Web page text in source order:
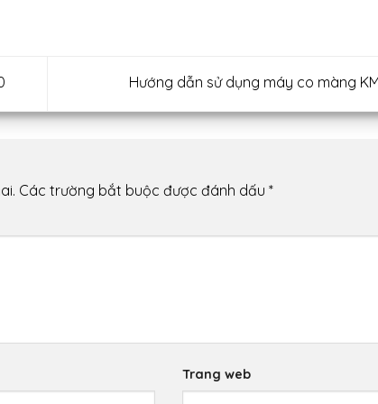
Hướng dẫn sử dụng máy co màng
Các trường bắt buộc được đánh dấu *
Trang web